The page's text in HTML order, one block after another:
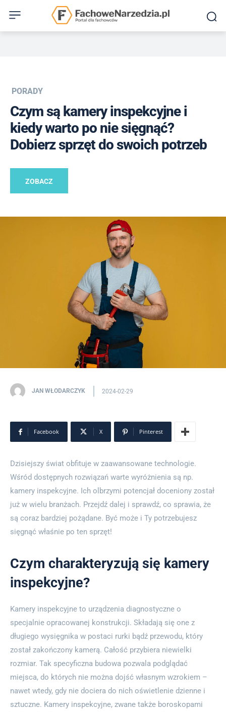
PORADY
Czym są kamery inspekcyjne i
kiedy warto po nie sięgnąć?
Dobierz sprzęt do swoich potrzeb
ZOBACZ
JAN WŁODARCZYK 2024-02-29
Facebook X Pinterest
Dzisiejszy świat obfituje w zaawansowane technologie.
Wśród dostępnych rozwiązań warte wyróżnienia są np.
kamery inspekcyjne. Ich olbrzymi potencjał doceniony został
już w wielu branżach. Przejdź dalej i sprawdź, co sprawia, że
są coraz bardziej pożądane. Być może i Ty potrzebujesz
sięgnąć właśnie po ten sprzęt!
Czym charakteryzują się kamery
inspekcyjne?
Kamery inspekcyjne to urządzenia diagnostyczne o
specjalnie opracowanej konstrukcji. Składają się one z
długiego wysięgnika w postaci rurki bądź przewodu, który
został zakończony kamerą. Całość przybiera niewielki
rozmiar. Tak specyficzna budowa pozwala podglądać
miejsca, do których nie można dojść własnym wzrokiem –
nawet wtedy, gdy nie dociera do nich oświetlenie dzienne i
sztuczne. Kamery inspekcyjne, zwane także boroskopami